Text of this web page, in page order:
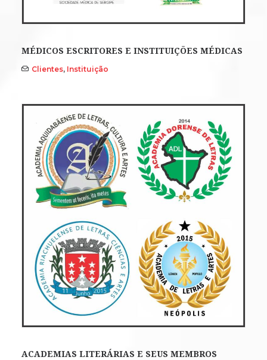
MÉDICOS ESCRITORES E INSTITUIÇÕES MÉDICAS
Clientes, Instituição
ACADEMIAS LITERÁRIAS E SEUS MEMBROS